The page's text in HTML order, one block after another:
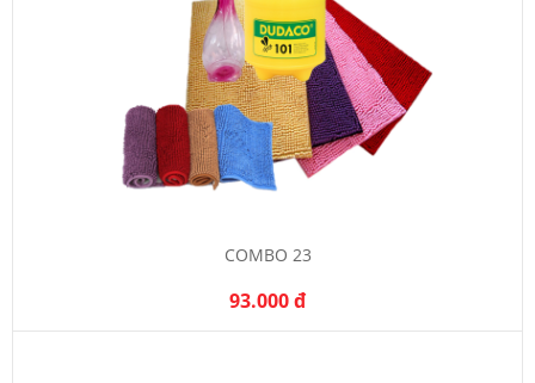
COMBO 23
93.000 đ